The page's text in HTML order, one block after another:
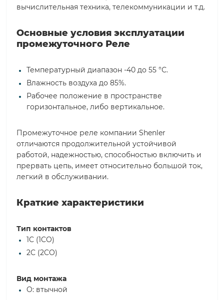
вычислительная техника, телекоммуникации и т.д.
Основные условия эксплуатации
промежуточного Реле
Температурный диапазон -40 до 55 °С.
Влажность воздуха до 85%.
Рабочее положение в пространстве
горизонтальное, либо вертикальное.
Промежуточное реле компании Shenler
отличаются продолжительной устойчивой
работой, надежностью, способностью включить и
прервать цепь, имеет относительно большой ток,
легкий в обслуживании.
Краткие характеристики
Тип контактов
1C (1CO)
2C (2CO)
Вид монтажа
O: втычной